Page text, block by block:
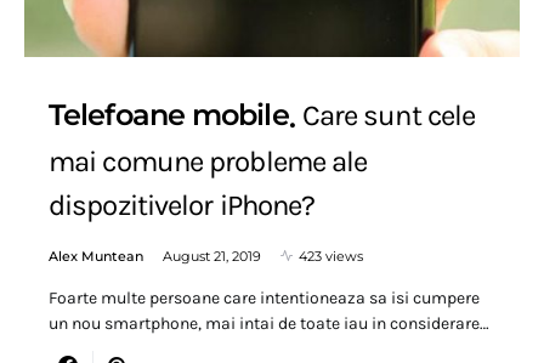
Telefoane mobile Care sunt cele
mai comune probleme ale
dispozitivelor iPhone?
Alex Muntean August 21, 2019 423 views
Foarte multe persoane care intentioneaza sa isi cumpere
un nou smartphone, mai intai de toate iau in considerare…